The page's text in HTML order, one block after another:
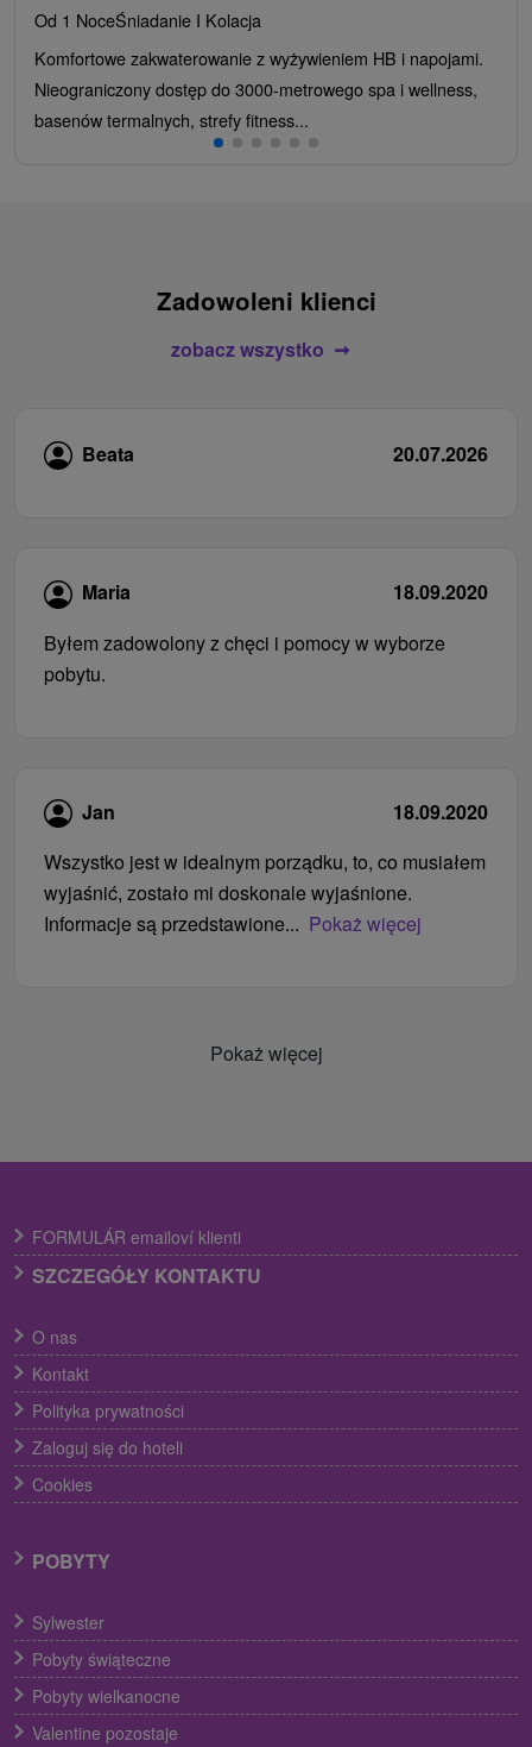
Od 1 NoceŚniadanie I Kolacja
Komfortowe zakwaterowanie z wyżywieniem HB i napojami.
Nieograniczony dostęp do 3000-metrowego spa i wellness,
basenów termalnych, strefy fitness...
Zadowoleni klienci
zobacz wszystko
Beata 20.07.2026
Maria
18.09.2020
Byłem zadowolony z chęci i pomocy w wyborze
pobytu.
Jan
18.09.2020
Wszystko jest w idealnym porządku, to, co musiałem
wyjaśnić, zostało mi doskonale wyjaśnione.
Informacje są przedstawione... Pokaż więcej
Pokaż więcej
FORMULÁR emailoví klienti
SZCZEGÓŁY KONTAKTU
O nas
Kontakt
Polityka prywatności
Zaloguj się do hoteli
Cookies
POBYTY
Sylwester
Pobyty świąteczne
Pobyty wielkanocne
Valentine pozostaje